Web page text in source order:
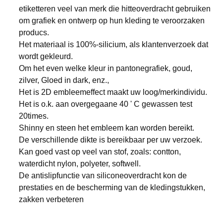
etiketteren veel van merk die hitteoverdracht gebruiken
om grafiek en ontwerp op hun kleding te veroorzaken
producs.
Het materiaal is 100%-silicium, als klantenverzoek dat
wordt gekleurd.
Om het even welke kleur in pantonegrafiek, goud,
zilver, Gloed in dark, enz.,
Het is 2D embleemeffect maakt uw loog/merkindividu.
Het is o.k. aan overgegaane 40 ' C gewassen test
20times.
Shinny en steen het embleem kan worden bereikt.
De verschillende dikte is bereikbaar per uw verzoek.
Kan goed vast op veel van stof, zoals: contton,
waterdicht nylon, polyeter, softwell.
De antislipfunctie van siliconeoverdracht kon de
prestaties en de bescherming van de kledingstukken,
zakken verbeteren